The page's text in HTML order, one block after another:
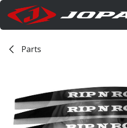
Overslaan naar inhoud
Parts